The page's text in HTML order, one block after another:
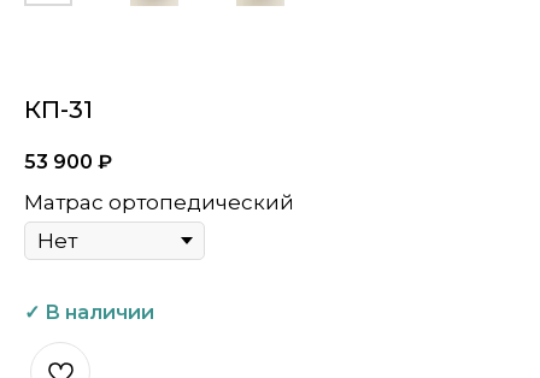
КП-31
53 900 ₽
Матрас ортопедический